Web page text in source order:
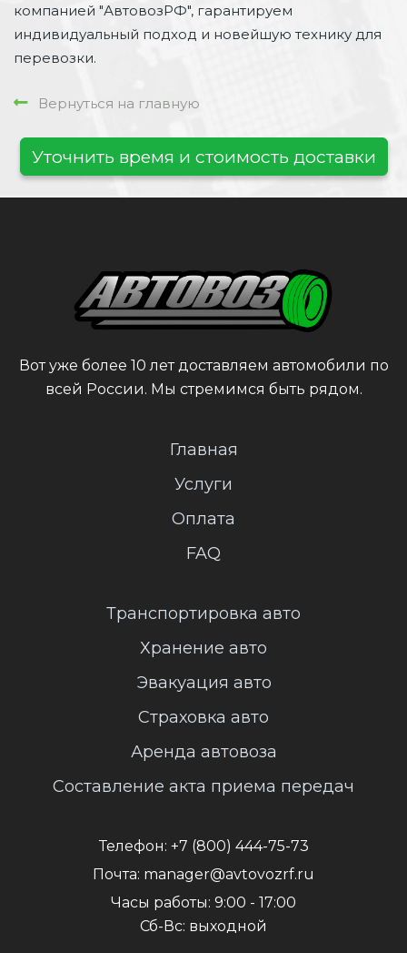
компанией "АвтовозРФ", гарантируем
индивидуальный подход и новейшую технику для
перевозки.
Вернуться на главную
Уточнить время и стоимость доставки
Вот уже более 10 лет доставляем автомобили по
всей России. Мы стремимся быть рядом.
Главная
Услуги
Оплата
FAQ
Транспортировка авто
Хранение авто
Эвакуация авто
Страховка авто
Аренда автовоза
Составление акта приема передач
Телефон: +7 (800) 444-75-73
Почта: manager@avtovozrf.ru
Часы работы: 9:00 - 17:00
Сб-Вс: выходной